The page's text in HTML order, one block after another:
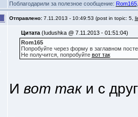
Поблагодарили за полезное сообщение: Rom165
Отправлено: 7.11.2013 - 10:49:53 (post in topic: 5,
Цитата(Iudushka @ 7.11.2013 - 01:51:04)
Rom165
Попробуйте через форму в заглавном
Не получится, попробуйте вот так
И вот таки с